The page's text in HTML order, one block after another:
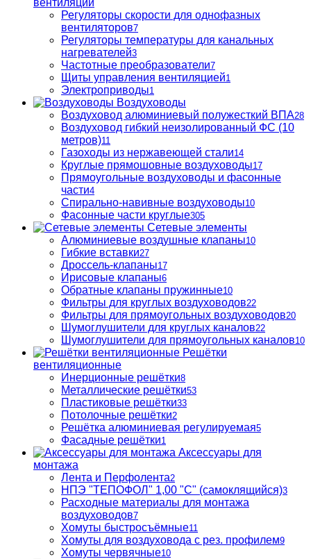
вентиляции
Регуляторы скорости для однофазных
вентиляторов7
Регуляторы температуры для канальных
нагревателей3
Частотные преобразователи7
Щиты управления вентиляцией1
Электроприводы1
Воздуховоды
Воздуховод алюминиевый полужесткий ВПА28
Воздуховод гибкий неизолированный ФС (10
метров)11
Газоходы из нержавеющей стали14
Круглые прямошовные воздуховоды17
Прямоугольные воздуховоды и фасонные
части4
Спирально-навивные воздуховоды10
Фасонные части круглые305
Сетевые элементы
Алюминиевые воздушные клапаны10
Гибкие вставки27
Дроссель-клапаны17
Ирисовые клапаны6
Обратные клапаны пружинные10
Фильтры для круглых воздуховодов22
Фильтры для прямоугольных воздуховодов20
Шумоглушители для круглых каналов22
Шумоглушители для прямоугольных каналов10
Решётки
вентиляционные
Инерционные решётки8
Металлические решётки53
Пластиковые решётки33
Потолочные решётки2
Решётка алюминиевая регулируемая5
Фасадные решётки1
Аксессуары для
монтажа
Лента и Перфолента2
НПЭ "ТЕПОФОЛ" 1,00 "С" (самоклящийся)3
Расходные материалы для монтажа
воздуховодов7
Хомуты быстросъёмные11
Хомуты для воздуховода с рез. профилем9
Хомуты червячные10